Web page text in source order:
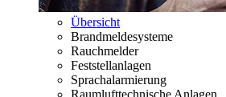
Übersicht
Brandmeldesysteme
Rauchmelder
Feststellanlagen
Sprachalarmierung
Raumlufttechnische Anlagen